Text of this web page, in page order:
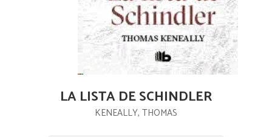
LA LISTA DE SCHINDLER
KENEALLY, THOMAS